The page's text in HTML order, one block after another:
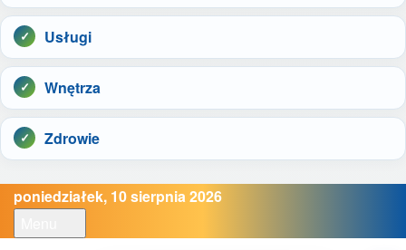
Usługi
Wnętrza
Zdrowie
poniedziałek, 10 sierpnia 2026